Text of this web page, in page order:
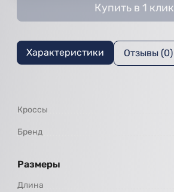
Купить в 1 клик
Характеристики Отзывы (0)
Кроссы
Бренд
Размеры
Длина